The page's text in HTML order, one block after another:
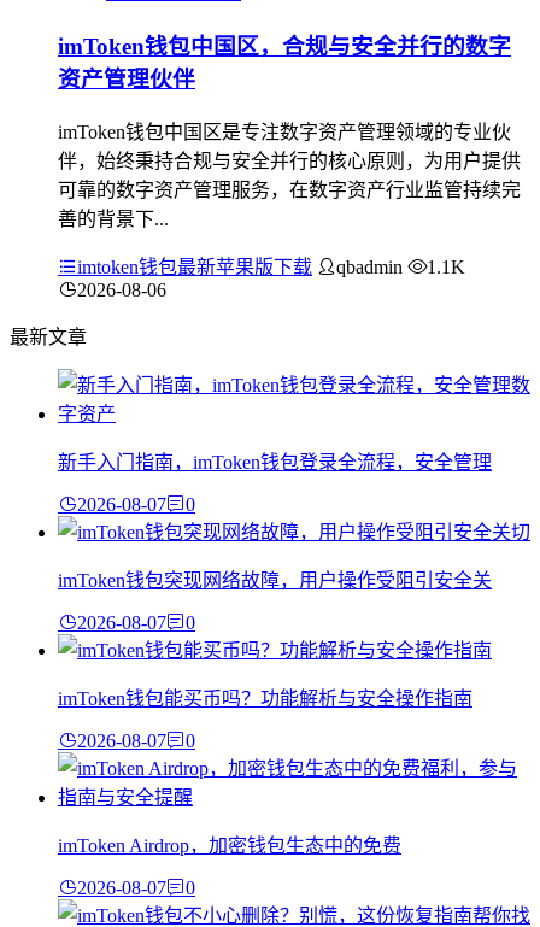
imToken钱包中国区，合规与安全并行的数字
资产管理伙伴
imToken钱包中国区是专注数字资产管理领域的专业伙
伴，始终秉持合规与安全并行的核心原则，为用户提供
可靠的数字资产管理服务，在数字资产行业监管持续完
善的背景下...
imtoken钱包最新苹果版下载 qbadmin
1.1K
2026-08-06
最新文章
新手入门指南，imToken钱包登录全流程，安全管理
2026-08-07 0
imToken钱包突现网络故障，用户操作受阻引安全关
2026-08-07 0
imToken钱包能买币吗？功能解析与安全操作指南
2026-08-07 0
imToken Airdrop，加密钱包生态中的免费
2026-08-07 0